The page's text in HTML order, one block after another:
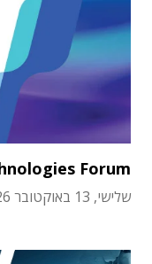
Forum
שלישי, 13 באוקטובר 2026